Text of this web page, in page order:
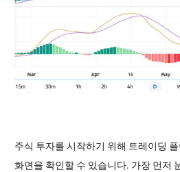
주식 투자를 시작하기 위해 트레이딩
화면을 확인할 수 있습니다. 가장 먼저